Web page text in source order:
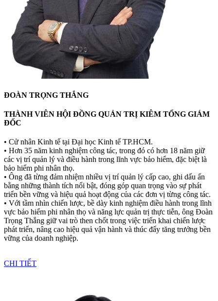
ĐOÀN TRỌNG THẮNG
THÀNH VIÊN HỘI ĐỒNG QUẢN TRỊ KIÊM TỔNG GIÁM
ĐỐC
• Cử nhân Kinh tế tại Đại học Kinh tế TP.HCM.
• Hơn 35 năm kinh nghiệm công tác, trong đó có hơn 18 năm giữ
các vị trí quản lý và điều hành trong lĩnh vực bảo hiểm, đặc biệt là
bảo hiểm phi nhân thọ.
• Ông đã từng đảm nhiệm nhiều vị trí quản lý cấp cao, ghi dấu ấn
bằng những thành tích nổi bật, đóng góp quan trọng vào sự phát
triển bền vững và hiệu quả hoạt động của các đơn vị từng công tác.
• Với tầm nhìn chiến lược, bề dày kinh nghiệm điều hành trong lĩnh
vực bảo hiểm phi nhân thọ và năng lực quản trị thực tiễn, ông Đoàn
Trọng Thắng giữ vai trò then chốt trong việc triển khai chiến lược
phát triển, nâng cao hiệu quả vận hành và thúc đẩy tăng trưởng bền
vững của doanh nghiệp.
CHI TIẾT